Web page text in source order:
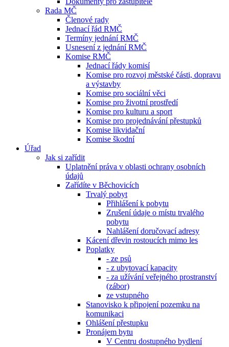
Rada MČ
Členové rady
Jednací řád RMČ
Termíny jednání RMČ
Usnesení z jednání RMČ
Komise RMČ
Jednací řády komisí
Komise pro rozvoj městské části, dopravu
a výstavby
Komise pro sociální věci
Komise pro životní prostředí
Komise pro kulturu a sport
Komise pro projednávání přestupků
Komise likvidační
Komise škodní
Úřad
Jak si zařídit
Uplatnění práva v oblasti ochrany osobních
údajů
Zařídíte v Běchovicích
Trvalý pobyt
Přihlášení k pobytu
Zrušení údaje o místu trvalého
pobytu
Nahlášení doručovací adresy
Kácení dřevin rostoucích mimo les
Poplatky
- ze psů
- z ubytovací kapacity
- za užívání veřejného prostranství
(zábor)
ze vstupného
Stanovisko k připojení pozemku na
komunikaci
Ohlášení přestupku
Pronájem bytu
V Centru dostupného bydlení